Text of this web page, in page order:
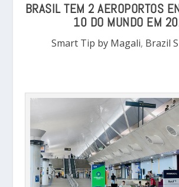
BRASIL TEM 2 AEROPORTOS
10 DO MUNDO EM
Smart Tip by Magali, Brazil